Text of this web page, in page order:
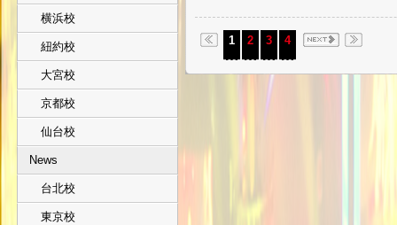
横浜校
紐約校
大宮校
京都校
仙台校
News
台北校
東京校
1 2 3 4